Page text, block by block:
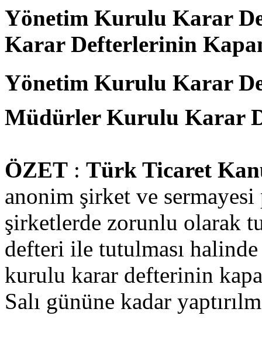
Yönetim Kurulu Karar
Karar Defterlerinin
Yönetim Kurulu Karar
Müdürler Kurulu Karar
ÖZET : Türk Ticaret
anonim şirket ve
şirketlerde zorunlu olarak
defteri ile tutulması
kurulu karar defterinin
Salı gününe kadar